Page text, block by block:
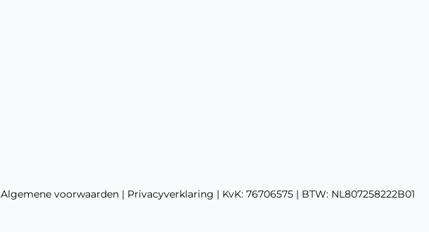
Algemene voorwaarden | Privacyverklaring | KvK: 76706575 | BTW: NL807258222B01